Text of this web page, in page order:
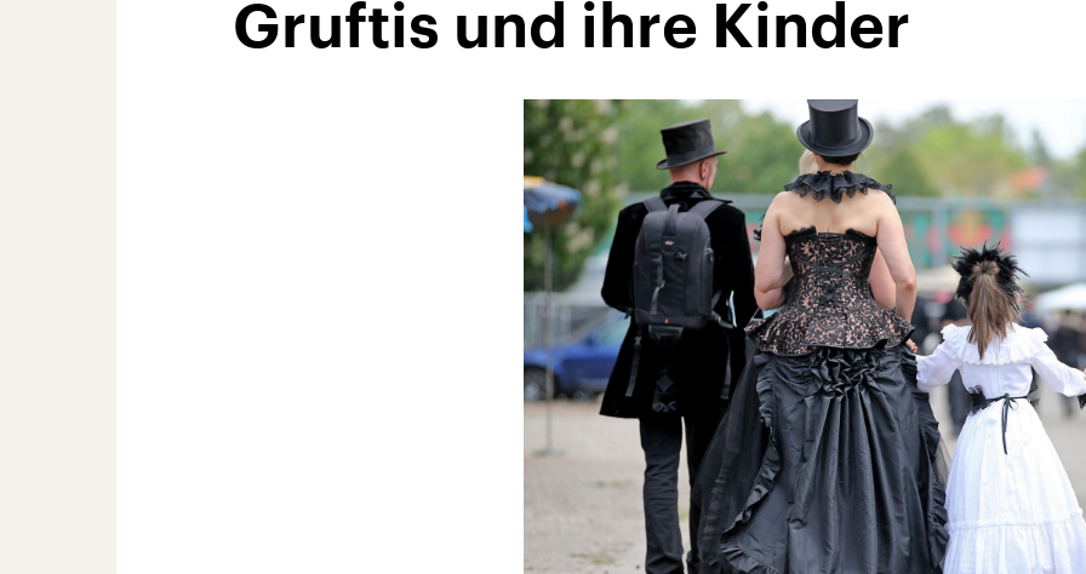
Gruftis und ihre Kinder